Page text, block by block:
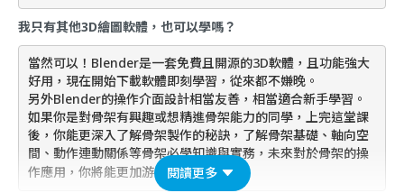
我只有其他3D繪圖軟體，也可以學嗎？
當然可以！Blender是一套免費且開源的3D軟體，且功能強大
好用，現在開始下載軟體即刻學習，從來都不嫌晚。
另外Blender的操作介面設計相當友善，相當適合新手學習。
如果你是對骨架有興趣或想精進骨架能力的同學，上完這堂課
後，你能更深入了解骨架製作的秘訣，了解骨架基礎、軸向空
間、動作連動關係等骨架必學知識與實務，未來對於骨架的操
作應用，你將能更加游刃有餘。
閱讀更多